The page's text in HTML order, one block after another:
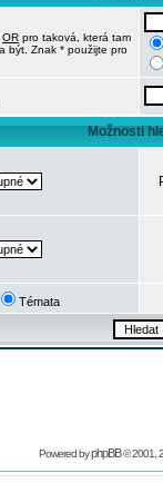
OR pro taková, která tam
být. Znak * použijte pro
Možnosti
Témata
Powered byphpBB© 2001,